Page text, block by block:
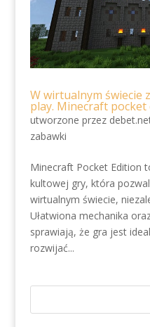
W wirtualnym świecie
play. Minecraft pocket
utworzone przez
zabawki
Minecraft Pocket Edition
kultowej gry, która
wirtualnym świecie,
Ułatwiona mechanika
sprawiają, że gra jest
rozwijać...